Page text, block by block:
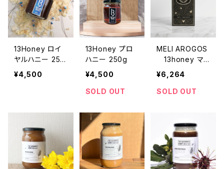
13Honey ロイ
ヤルハニー 250
g
¥4,500
13Honey プロ
ハニー 250g
¥4,500
SOLD OUT
MELI AROGOS
13honey マ
ルチフローラル
20g x 30包
¥6,264
SOLD OUT